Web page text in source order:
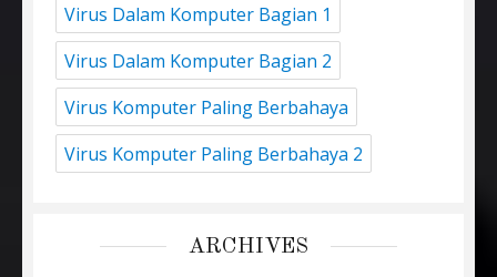
Virus Dalam Komputer Bagian 1
Virus Dalam Komputer Bagian 2
Virus Komputer Paling Berbahaya
Virus Komputer Paling Berbahaya 2
ARCHIVES